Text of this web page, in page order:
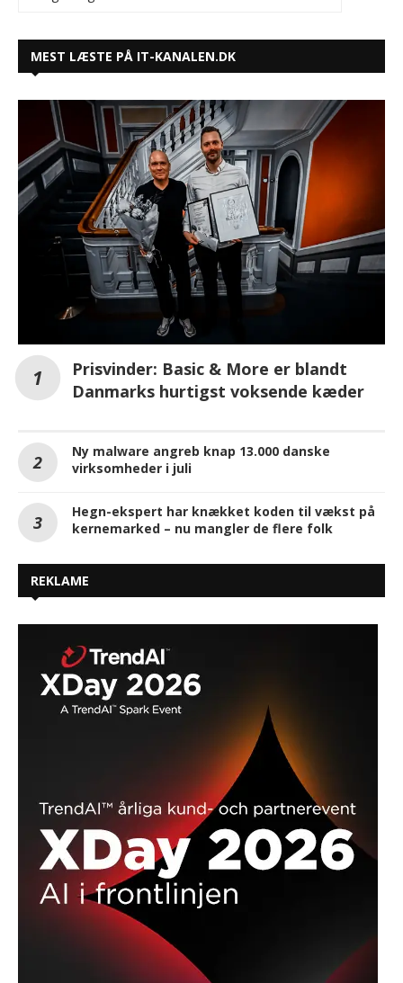
MEST LÆSTE PÅ IT-KANALEN.DK
Prisvinder: Basic & More er blandt
Danmarks hurtigst voksende kæder
Ny malware angreb knap 13.000 danske
virksomheder i juli
Hegn-ekspert har knækket koden til vækst på
kernemarked – nu mangler de flere folk
REKLAME